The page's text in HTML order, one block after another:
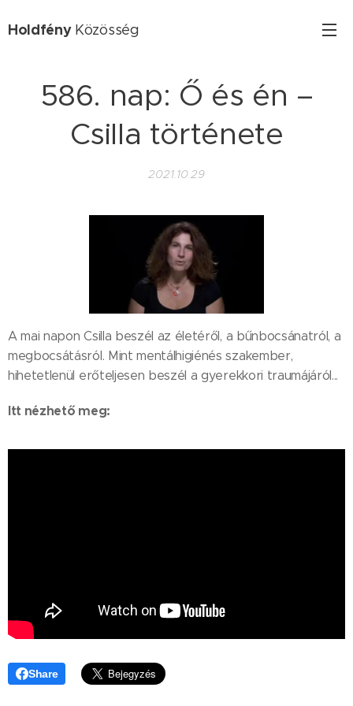
HoldfényKözösség
586. nap: Ő és én –
Csilla története
2021.10.29
A mai napon Csilla beszél az életéről, a bűnbocsánatról, a
megbocsátásról. Mint mentálhigiénés szakember,
hihetetlenül erőteljesen beszél a gyerekkori traumájáról...
Itt nézhető meg:
Share